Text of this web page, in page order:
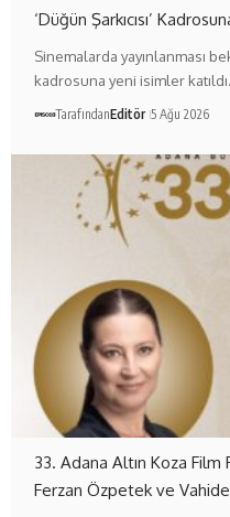
‘Düğün Şarkıcısı’
Sinemalarda yayınlanması
kadrosuna yeni isimler
TarafındanEditör 5 Ağu 2026
33. Adana Altın Koza
Ferzan Özpetek ve Vahide